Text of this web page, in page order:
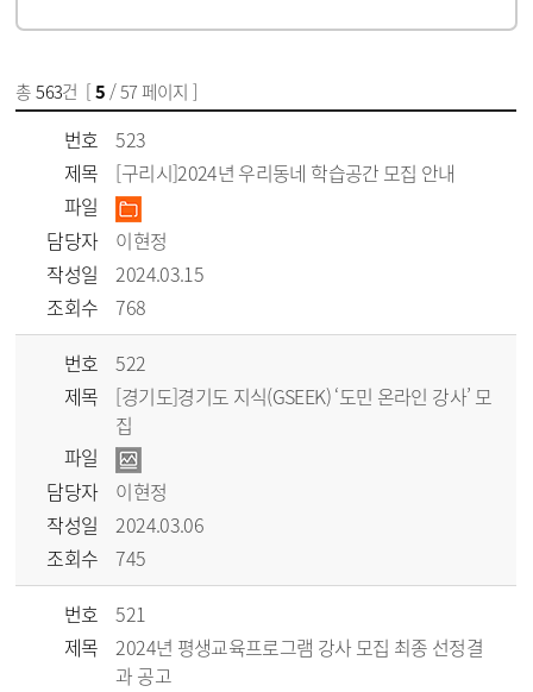
총563건 [5 / 57 페이지 ]
번호
523
제목
[구리시]2024년 우리동네 학습공간 모집 안내
파일
담당자
이현정
작성일
2024.03.15
조회수
768
번호
522
제목
[경기도]경기도 지식(GSEEK) ‘도민 온라인 강사’ 모
집
파일
담당자
이현정
작성일
2024.03.06
조회수
745
번호
521
제목
2024년 평생교육프로그램 강사 모집 최종 선정결
과 공고